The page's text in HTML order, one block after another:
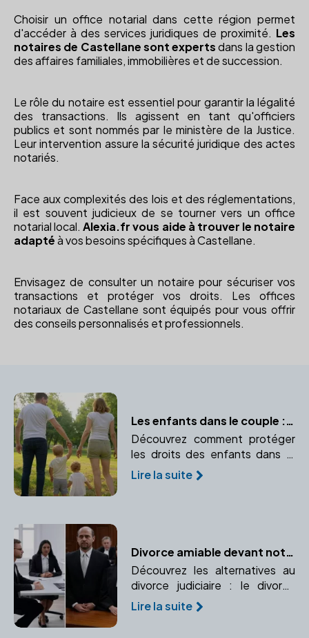
Choisir un office notarial dans cette région permet
d'accéder à des services juridiques de proximité. Les
notaires de Castellane sont expertsdans la gestion
des affaires familiales, immobilières et de succession.
Le rôle du notaire est essentiel pour garantir la légalité
des transactions. Ils agissent en tant qu'officiers
publics et sont nommés par le ministère de la Justice.
Leur intervention assure la sécurité juridique des actes
notariés.
Face aux complexités des lois et des réglementations,
il est souvent judicieux de se tourner vers un office
notarial local.Alexia.fr vous aide à trouver le notaire
adaptéà vos besoins spécifiques à Castellane.
Envisagez de consulter un notaire pour sécuriser vos
transactions et protéger vos droits. Les offices
notariaux de Castellane sont équipés pour vous offrir
des conseils personnalisés et professionnels.
Les enfants dans le couple : protéger leurs intérêts avec un notaire
Découvrez comment protéger
les droits des enfants dans le
couple avec l'aide d'un notaire.
Anticipez et organisez leur
Lire la suite
Divorce amiable devant notaire ou procédure judiciaire : quelles différences ?
Découvrez les alternatives au
divorce judiciaire : le divorce
amiable devant notaire et la
procédure judiciaire. Comparez
Lire la suite